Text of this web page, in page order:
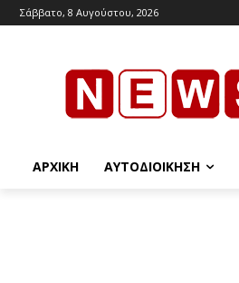
Σάββατο, 8 Αυγούστου, 2026
ΑΡΧΙΚΉ ΑΥΤΟΔΙΟΊΚΗΣΗ